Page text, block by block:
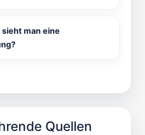
man eine
Quellen